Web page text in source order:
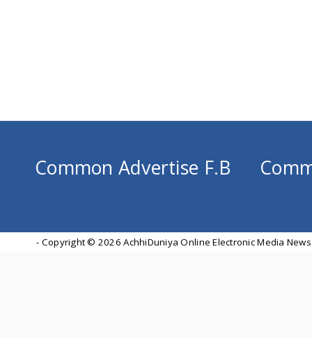
Common Advertise F.B
- Copyright © 2026 AchhiDuniya Online Electronic Media